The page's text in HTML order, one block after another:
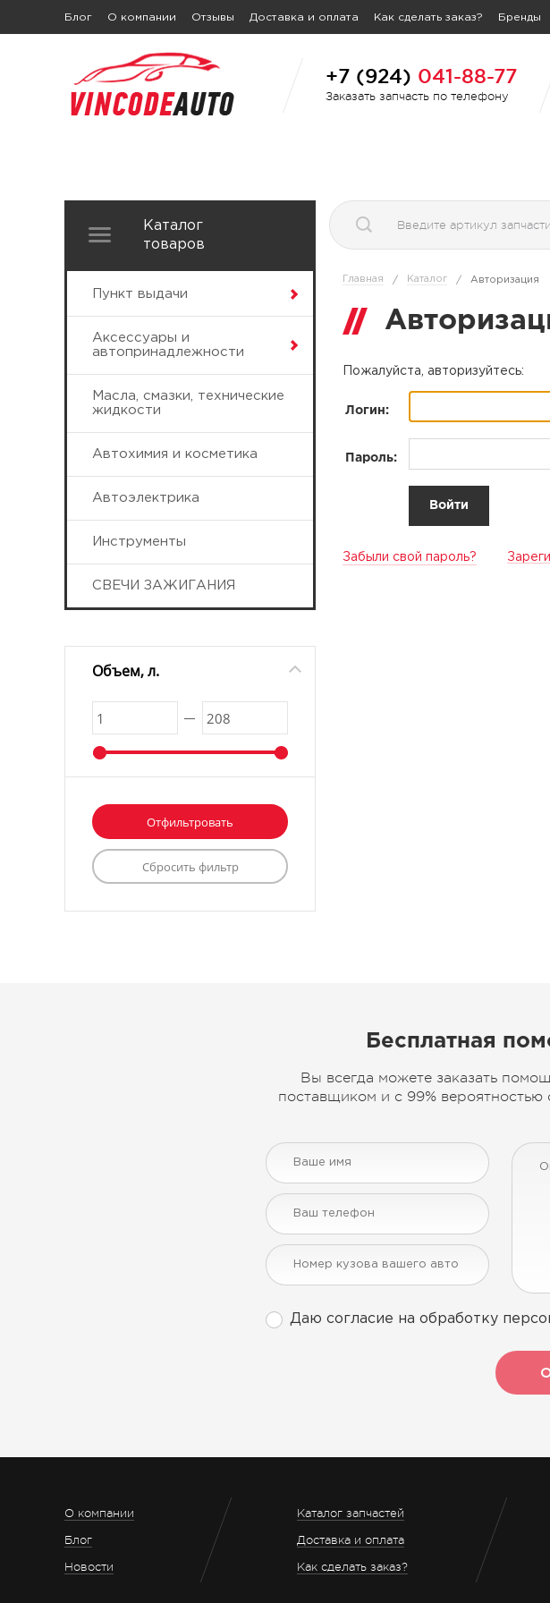
Блог О компании Отзывы Доставка и оплата Как сделать заказ? Бренды
+7 (924) 041-88-77
Заказать запчасть по телефону
Каталог
товаров
Пункт выдачи
Аксессуары и
автопринадлежности
Масла, смазки, технические
жидкости
Автохимия и косметика
Автоэлектрика
Инструменты
СВЕЧИ ЗАЖИГАНИЯ
Объем, л.
Главная / Каталог / Авторизация
Пожалуйста, авторизуйтесь:
Логин:
Пароль:
Забыли свой пароль?
Бесплатная
Вы всегда можете заказать
поставщиком и с 99%
Даю согласие на обработку
О компании
Блог
Новости
Каталог запчастей
Доставка и оплата
Как сделать заказ?